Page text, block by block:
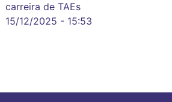
carreira de TAEs
15/12/2025 - 15:53